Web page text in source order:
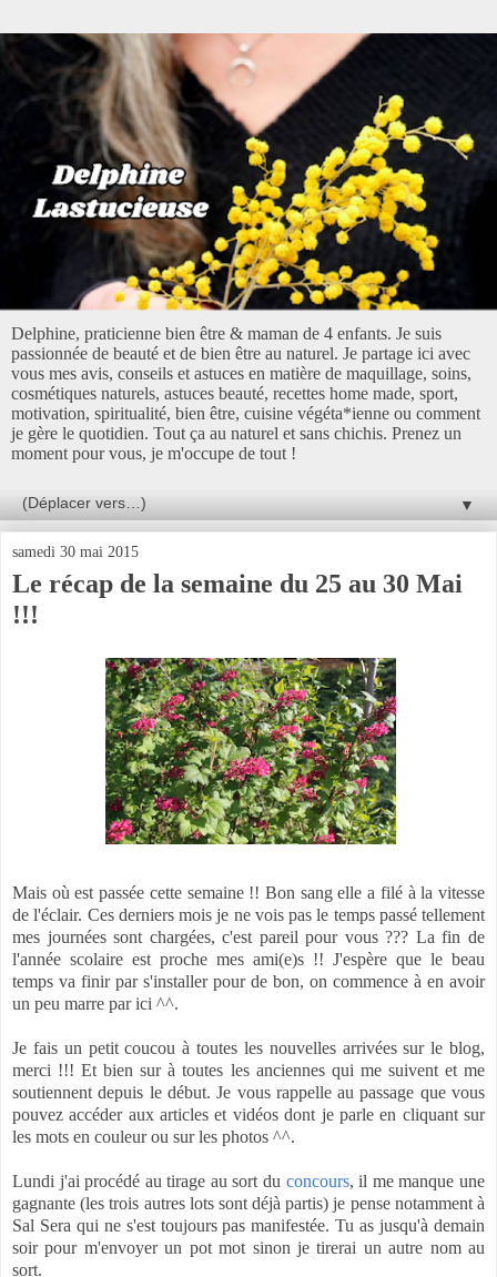
Delphine, praticienne bien être & maman de 4 enfants. Je suis
passionnée de beauté et de bien être au naturel. Je partage ici avec
vous mes avis, conseils et astuces en matière de maquillage, soins,
cosmétiques naturels, astuces beauté, recettes home made, sport,
motivation, spiritualité, bien être, cuisine végéta*ienne ou comment
je gère le quotidien. Tout ça au naturel et sans chichis. Prenez un
moment pour vous, je m'occupe de tout !
▼
samedi 30 mai 2015
Le récap de la semaine du 25 au 30 Mai
!!!
Mais où est passée cette semaine !! Bon sang elle a filé à la vitesse
de l'éclair. Ces derniers mois je ne vois pas le temps passé tellement
mes journées sont chargées, c'est pareil pour vous ??? La fin de
l'année scolaire est proche mes ami(e)s !! J'espère que le beau
temps va finir par s'installer pour de bon, on commence à en avoir
un peu marre par ici ^^.
Je fais un petit coucou à toutes les nouvelles arrivées sur le blog,
merci !!! Et bien sur à toutes les anciennes qui me suivent et me
soutiennent depuis le début. Je vous rappelle au passage que vous
pouvez accéder aux articles et vidéos dont je parle en cliquant sur
les mots en couleur ou sur les photos ^^.
Lundi j'ai procédé au tirage au sort du concours, il me manque une
gagnante (les trois autres lots sont déjà partis) je pense notamment à
Sal Sera qui ne s'est toujours pas manifestée. Tu as jusqu'à demain
soir pour m'envoyer un pot mot sinon je tirerai un autre nom au
sort.